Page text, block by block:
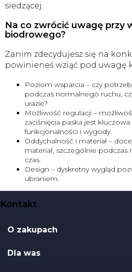
siedzącej.
Na co zwrócić uwagę przy
biodrowego?
Zanim zdecydujesz się na
powinieneś wziąć pod uwagę
Poziom wsparcia – czy
podczas normalnego ruchu,
urazie?
Możliwość regulacji –
zaciśnięcia paska jest
funkcjonalności i wygody.
Oddychalność i materiał –
materiał, szczególnie podczas
czas.
Design – dyskretny wygląd
ubraniem.
t
Kontakt
O zakupach
Dla was